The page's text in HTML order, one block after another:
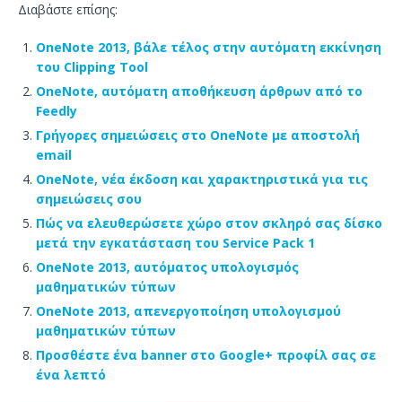
Διαβάστε επίσης:
OneNote 2013, βάλε τέλος στην αυτόματη εκκίνηση
του Clipping Tool
OneNote, αυτόματη αποθήκευση άρθρων από το
Feedly
Γρήγορες σημειώσεις στο OneNote με αποστολή
email
OneNote, νέα έκδοση και χαρακτηριστικά για τις
σημειώσεις σου
Πώς να ελευθερώσετε χώρο στον σκληρό σας δίσκο
μετά την εγκατάσταση του Service Pack 1
OneNote 2013, αυτόματος υπολογισμός
μαθηματικών τύπων
OneNote 2013, απενεργοποίηση υπολογισμού
μαθηματικών τύπων
Προσθέστε ένα banner στο Google+ προφίλ σας σε
ένα λεπτό